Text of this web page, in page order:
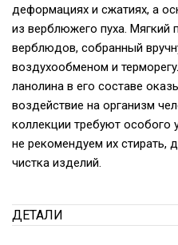
деформациях и сжатиях, а
из верблюжего пуха. Мягкий
верблюдов, собранный
воздухообменом и
ланолина в его составе
воздействие на организм
коллекции требуют особого
не рекомендуем их стирать,
чистка изделий.
ДЕТАЛИ